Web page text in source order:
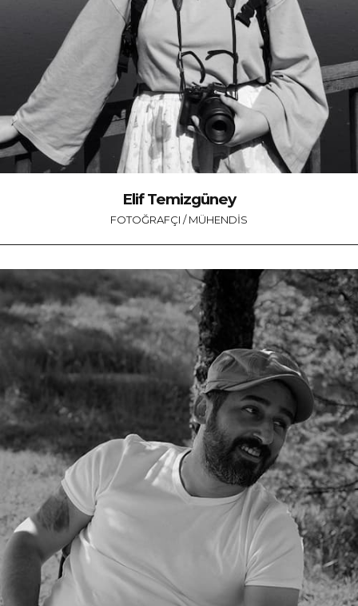
Elif Temizgüney
FOTOĞRAFÇI / MÜHENDIS